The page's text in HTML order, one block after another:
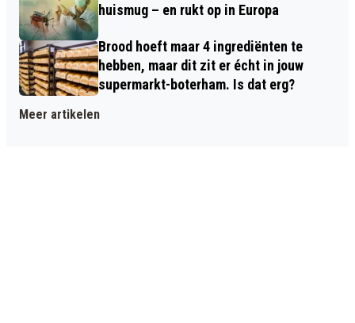
huismug – en rukt op in Europa
Brood hoeft maar 4 ingrediënten te
hebben, maar dit zit er écht in jouw
supermarkt-boterham. Is dat erg?
Meer artikelen